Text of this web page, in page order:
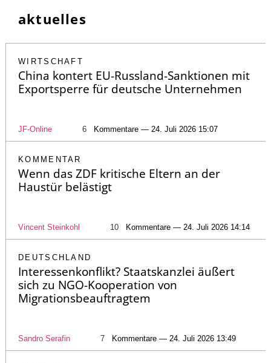
aktuelles
WIRTSCHAFT
China kontert EU-Russland-Sanktionen mit
Exportsperre für deutsche Unternehmen
JF-Online 6 Kommentare — 24. Juli 2026 15:07
KOMMENTAR
Wenn das ZDF kritische Eltern an der
Haustür belästigt
Vincent Steinkohl 10 Kommentare — 24. Juli 2026 14:14
DEUTSCHLAND
Interessenkonflikt? Staatskanzlei äußert
sich zu NGO-Kooperation von
Migrationsbeauftragtem
Sandro Serafin 7 Kommentare — 24. Juli 2026 13:49